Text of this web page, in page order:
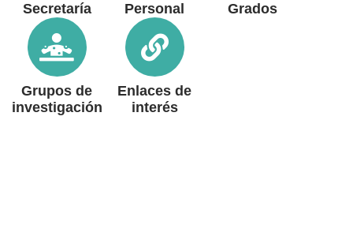
Secretaría Personal Grados
Grupos de
investigación
Enlaces de
interés